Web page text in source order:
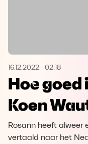
Opera
16.12.2022 - 02:18
Hoe goed
Koen
Rosann heeft alweer
vertaald naar het